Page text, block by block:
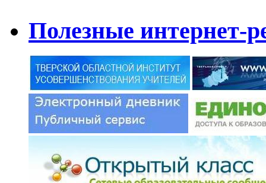
Полезные интернет-